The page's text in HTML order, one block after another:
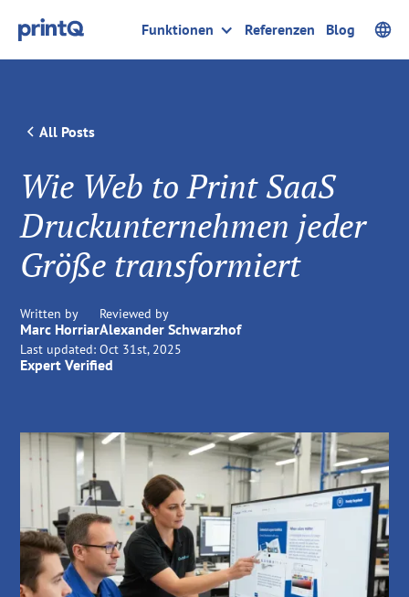
Funktionen Referenzen Blog
All Posts
Wie Web to Print SaaS
Druckunternehmen jeder
Größe transformiert
Written by
Marc Horriar
Reviewed by
Alexander Schwarzhof
Last updated: Oct 31st, 2025
Expert Verified